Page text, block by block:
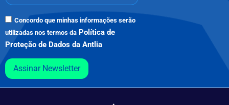
Concordo que minhas informações serão
utilizadas nos termos da Política de
Proteção de Dados da Antlia
Assinar Newsletter